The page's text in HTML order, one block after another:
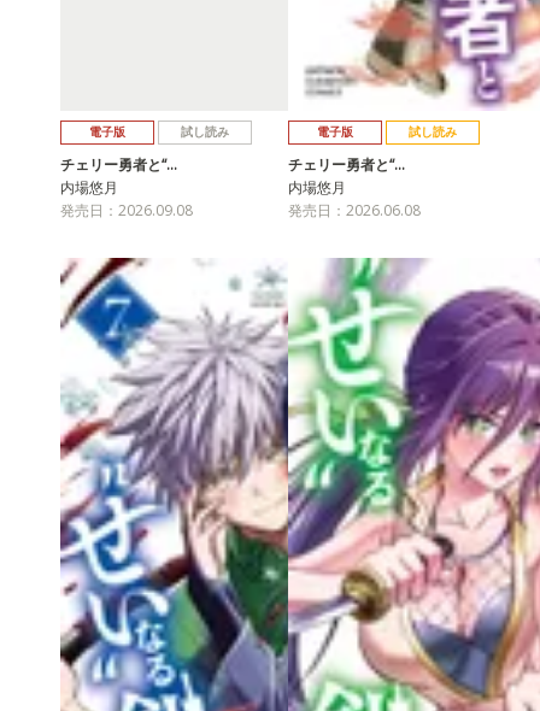
電子版 試し読み
チェリー勇者と“…
内場悠月
発売日：2026.09.08
電子版 試し読み
チェリー勇者と“…
内場悠月
発売日：2026.06.08